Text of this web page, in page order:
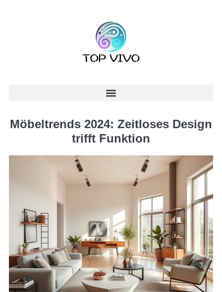
Möbeltrends 2024: Zeitloses Design
trifft Funktion